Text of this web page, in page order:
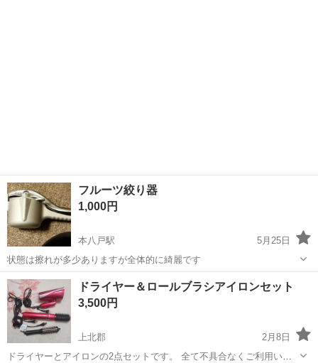
フルーツ絞り器
1,000円
本八戸駅
5月25日
状態は擦れが多少ありますが全体的に綺麗です
青森 八戸市 本八戸駅 フルーツ
ドライヤー＆ロールブラシアイロンセット
3,500円
上北郡
2月8日
ドライヤーとアイロンの2点セットです。 全て不具合なくご利用いた